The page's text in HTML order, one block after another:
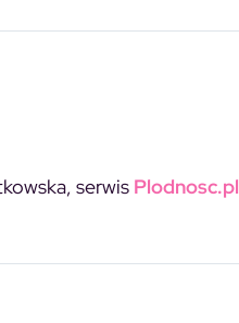
serwis Plodnosc.pl